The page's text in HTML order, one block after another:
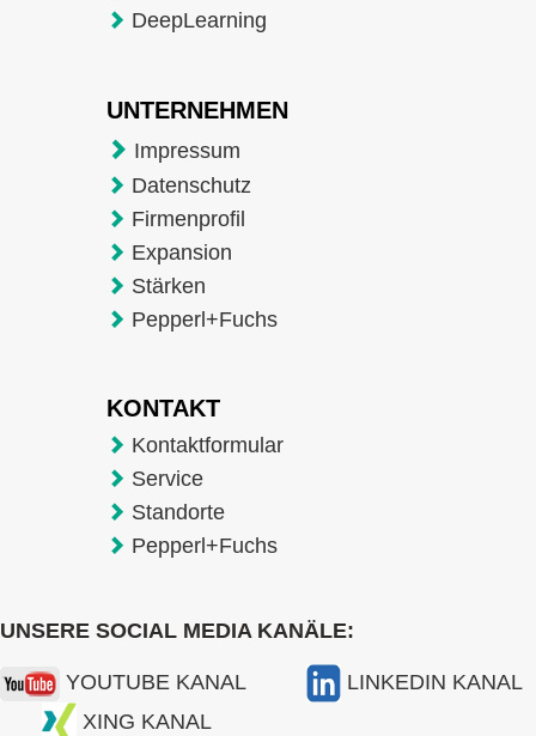
DeepLearning
UNTERNEHMEN
Impressum
Datenschutz
Firmenprofil
Expansion
Stärken
Pepperl+Fuchs
KONTAKT
Kontaktformular
Service
Standorte
Pepperl+Fuchs
UNSERE SOCIAL MEDIA KANÄLE:
YOUTUBE KANAL
LINKEDIN KANAL
XING KANAL